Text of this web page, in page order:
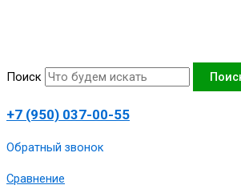
Поиск
+7 (950) 037-00-55
Обратный звонок
Сравнение
угловая
"Маргарита-2",вид
сп.м,артикул
1980-
100-